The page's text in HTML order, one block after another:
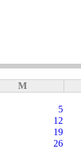
M
5
12
19
26